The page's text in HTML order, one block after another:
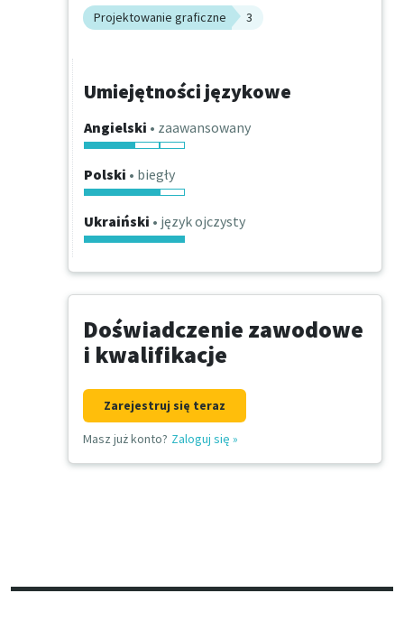
Projektowanie graficzne 3
Umiejętności językowe
Angielski • zaawansowany
Polski • biegły
Ukraiński • język ojczysty
Doświadczenie zawodowe
i kwalifikacje
Zarejestruj się teraz
Masz już konto? Zaloguj się »